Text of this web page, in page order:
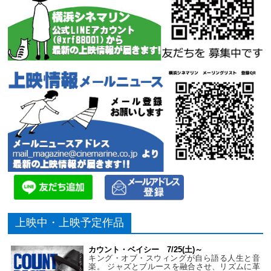
上映中・上映予定作品
カウント・ベイシー 7/25(土)～
キング・オブ・スウィングが自ら語る人生と音
楽。 ジャズとブルースを融合させ、リズムに革